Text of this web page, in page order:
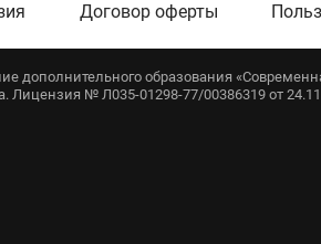
Договор оферты
дополнительного образования
Лицензия № Л035-01298-77/00386319 от